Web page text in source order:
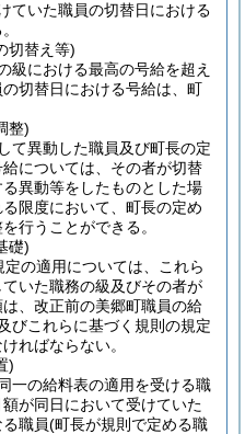
ていた職員の切替日における
切替え等)
級における最高の号給を超え
切替日における号給は、町
整)
て異動した職員及び町長の定
については、その者が切替
異動等をしたものとした場
限度において、町長の定め
行うことができる。
礎)
の適用については、これら
いた職務の級及びその者が
、改正前の美郷町職員の給
びこれらに基づく規則の規定
ればならない。
)
一の給料表の適用を受ける職
が同日において受けていた
職員(町長が規則で定める職